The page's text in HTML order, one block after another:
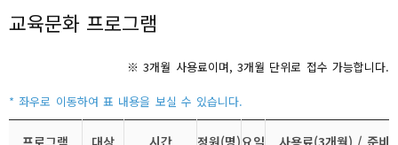
교육문화 프로그램
※ 3개월 사용료이며, 3개월 단위로 접수 가능합니다.
프로그램 대상 시간 정원(명)요일 사용료(3개월) / 준비